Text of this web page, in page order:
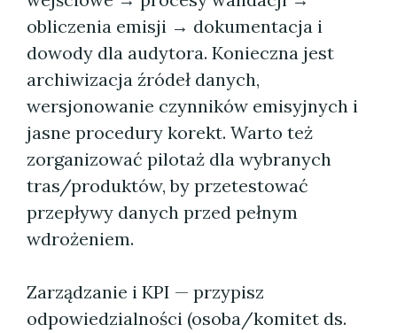
obliczenia emisji → dokumentacja i
dowody dla audytora. Konieczna jest
archiwizacja źródeł danych,
wersjonowanie czynników emisyjnych i
jasne procedury korekt. Warto też
zorganizować pilotaż dla wybranych
tras/produktów, by przetestować
przepływy danych przed pełnym
wdrożeniem.
Zarządzanie i KPI — przypisz
odpowiedzialności (osoba/komitet ds.